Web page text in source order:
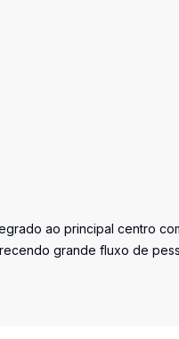
ao principal centro
grande fluxo de